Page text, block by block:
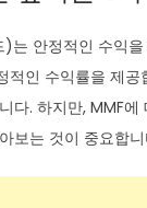
는 안정적인 수익
적인 수익률을 제
다. 하지만, MMF
보는 것이 중요합